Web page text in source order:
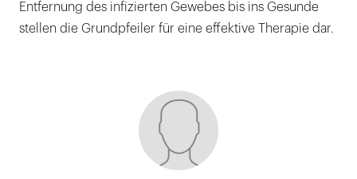
Entfernung des infizierten Gewebes bis ins Gesunde
stellen die Grundpfeiler für eine effektive Therapie dar.